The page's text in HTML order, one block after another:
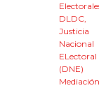
DLDC,
Justicia
Nacional
ELectoral
(DNE)
Mediación